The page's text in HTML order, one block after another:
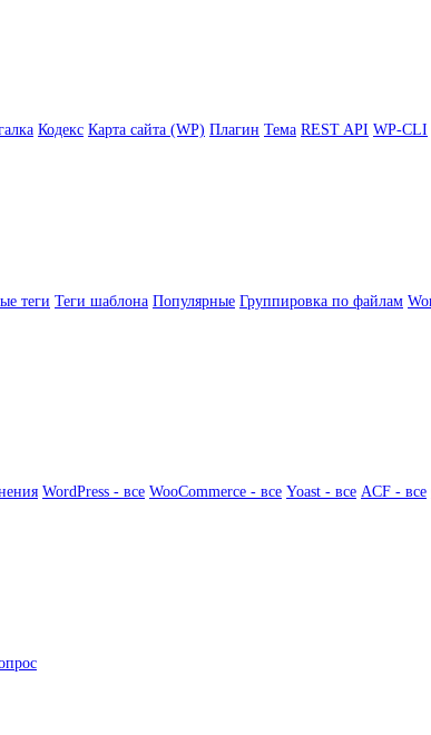
Кодекс Карта сайта (WP) Плагин Тема REST API WP-CLI
теги Теги шаблона Популярные Группировка по файлам
WordPress - все WooCommerce - все Yoast - все ACF - все